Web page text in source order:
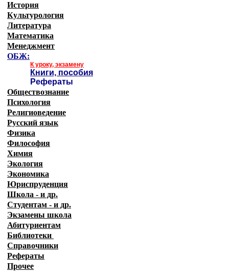
История
Культурология
Литература
Математика
Менеджмент
ОБЖ:
К уроку, экзамену
Книги, пособия
Рефераты
Обществознание
Психология
Религиоведение
Русский язык
Физика
Философия
Химия
Экология
Экономика
Юриспруденция
Школа - и др.
Студентам - и др.
Экзамены школа
Абитуриентам
Библиотеки
Справочники
Рефераты
Прочее